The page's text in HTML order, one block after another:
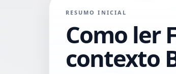
RESUMO INICIAL
Como ler
contexto